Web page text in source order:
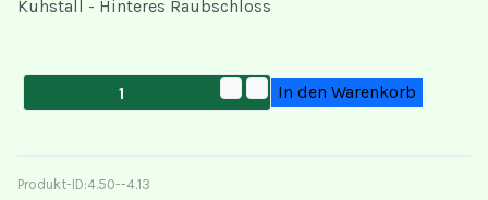
Kuhstall - Hinteres Raubschloss
Produkt-ID:4.50--4.13